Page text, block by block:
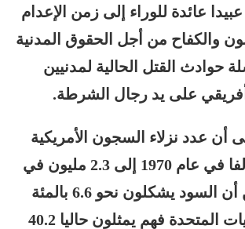
عبيدا عائدة للوراء إلى زمن الإعدام
والكفاح من أجل الحقوق المدنية
حوادث القتل الحالية لمدنيين
على يد رجال الشرطة.
أن عدد نزلاء السجون الأمريكية
ارتفع من 357 ألفا في عام 1970 إلى 2.3 مليون في
2014. وفي حين أن السود يشكلون نحو 6.6 بالمئة
من سكان الولايات المتحدة فهم يمثلون حاليا 40.2